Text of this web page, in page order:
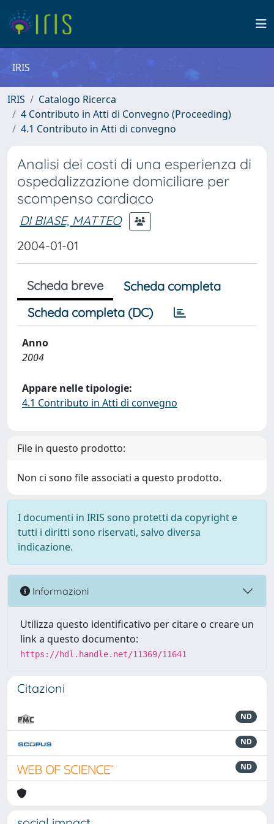
IRIS
IRIS
Catalogo Ricerca
4 Contributo in Atti di Convegno (Proceeding)
4.1 Contributo in Atti di convegno
Analisi dei costi di una esperienza di
ospedalizzazione domiciliare per
scompenso cardiaco
DI BIASE, MATTEO
2004-01-01
Scheda breve
Scheda completa
Scheda completa (DC)
Anno
2004
Appare nelle tipologie:
4.1 Contributo in Atti di convegno
File in questo prodotto:
Non ci sono file associati a questo prodotto.
I documenti in IRIS sono protetti da copyright e
tutti i diritti sono riservati, salvo diversa
indicazione.
Informazioni
Utilizza questo identificativo per citare o creare un
link a questo documento:
https://hdl.handle.net/11369/11641
Citazioni
ND
ND
ND